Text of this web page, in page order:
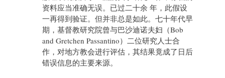
资料应当准确无误。已过二十余 年，此假设
一再得到验证。但并非总是如此。七十年代早
期，基督教研究院曾与巴沙迪诺夫妇（Bob
and Gretchen Passantino）二位研究人士合
作，对地方教会进行评估，其结果竟成了日后
错误信息的主要来源。